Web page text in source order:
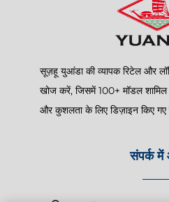
सूज़हू युआंडा की व्यापक रिटेल और
खोज करें, जिसमें 100+ मॉडल
और कुशलता के लिए डिज़ाइन किए गए
संपर्क